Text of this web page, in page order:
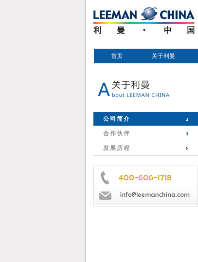
首页 关于利曼
公司简介
合作伙伴
发展历程